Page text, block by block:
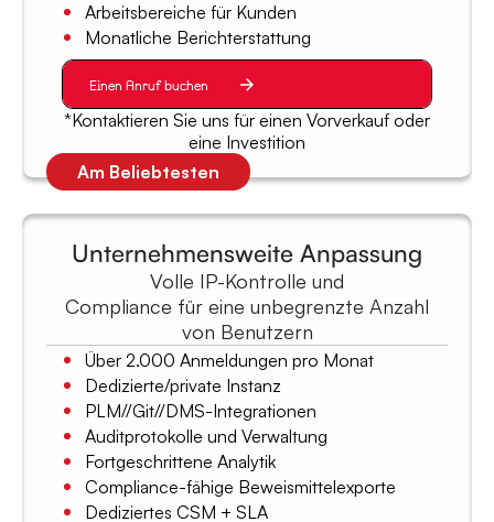
Arbeitsbereiche für Kunden
Monatliche Berichterstattung
Einen Anruf buchen
*Kontaktieren Sie uns für einen Vorverkauf oder
eine Investition
Am Beliebtesten
Unternehmensweite Anpassung
Volle IP-Kontrolle und
Compliance für eine unbegrenzte Anzahl
von Benutzern
Über 2.000 Anmeldungen pro Monat
Dedizierte/private Instanz
PLM//Git//DMS-Integrationen
Auditprotokolle und Verwaltung
Fortgeschrittene Analytik
Compliance-fähige Beweismittelexporte
Dediziertes CSM + SLA